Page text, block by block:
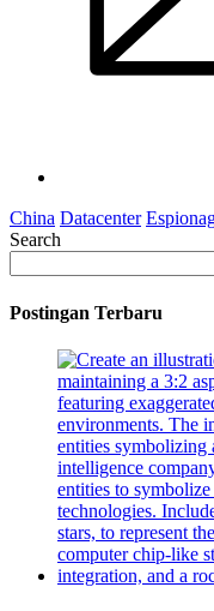
China Datacenter
Search
Postingan Terbaru